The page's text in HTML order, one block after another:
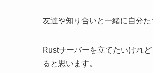
友達や知り合いと一緒に自分
Rustサーバーを立てたいけれど
ると思います。